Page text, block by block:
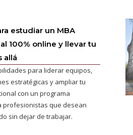
estudiar un MBA
100% online y llevar tu
allá
para liderar equipos,
estratégicas y ampliar tu
con un programa
profesionistas que desean
sin dejar de trabajar.